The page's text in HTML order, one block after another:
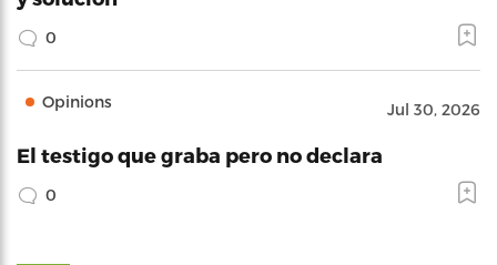
0
Opinions Jul 30, 2026
El testigo que graba pero no declara
0